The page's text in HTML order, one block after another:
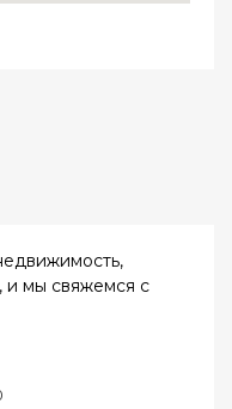
и мы свяжемся с